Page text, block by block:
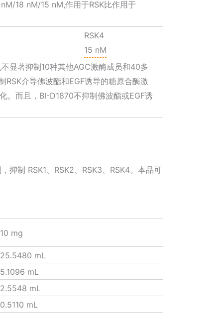
18 nM/15 nM,作用于RSK比作用于
RSK4
15 nM
显著抑制10种其他AGC激酶成员和40多
介导佛波酯和EGF诱导的糖原合酶激
。而且，BI-D1870不抑制佛波酯或EGF诱
抑制 RSK1、RSK2、RSK3、RSK4。本品可
10 mg
25.5480 mL
5.1096 mL
2.5548 mL
0.5110 mL